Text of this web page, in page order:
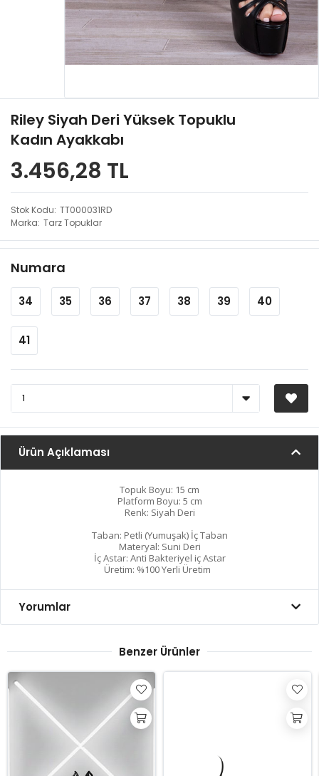
Riley Siyah Deri Yüksek Topuklu
Kadın Ayakkabı
3.456,28 TL
Stok Kodu TT000031RD
Marka Tarz Topuklar
Numara
34 35 36 37 38 39 40
41
Ürün Açıklaması
Topuk Boyu: 15 cm
Platform Boyu: 5 cm
Renk: Siyah Deri
Taban: Petli (Yumuşak) İç Taban
Materyal: Suni Deri
İç Astar: Anti Bakteriyel iç Astar
Üretim: %100 Yerli Üretim
Yorumlar
Benzer Ürünler